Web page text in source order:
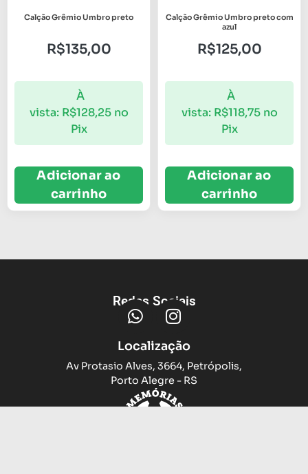
Calção Grêmio Umbro preto
R$135,00
À
vista: R$128,25 no
Pix
Adicionar ao
carrinho
Calção Grêmio Umbro preto com
azul
R$125,00
À
vista: R$118,75 no
Pix
Adicionar ao
carrinho
Redes Sociais
Localização
Av Protasio Alves, 3664, Petrópolis,
Porto Alegre - RS